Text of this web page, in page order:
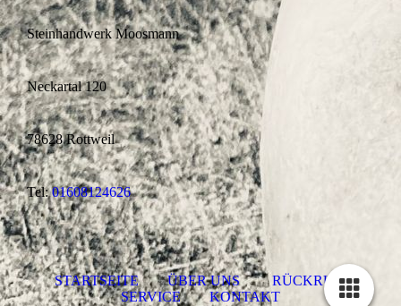
Steinhandwerk Moosmann
Neckartal 120
78628 Rottweil
Tel:01608124626
STARTSEITE ÜBER UNS
RÜCKRUF-
SERVICE
KONTAKT